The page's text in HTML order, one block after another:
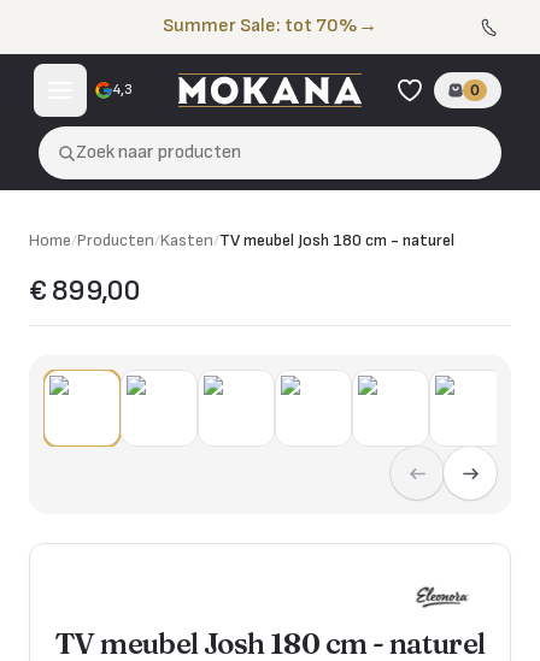
Summer Sale: tot 70% →
4,3 0
Zoek naar producten
Home/Producten/Kasten/TV meubel Josh 180 cm - naturel
€ 899,00
TV meubel Josh 180 cm - naturel